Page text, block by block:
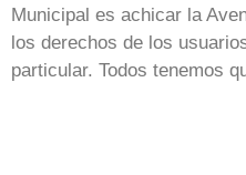
Municipal es achicar la
los derechos de los
particular. Todos tenemos